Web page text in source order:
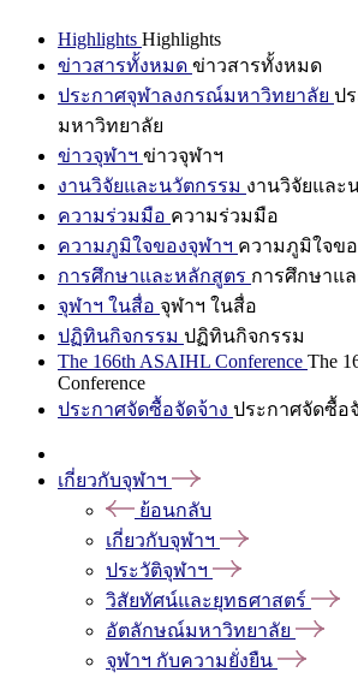
Highlights Highlights
ข่าวสารทั้งหมด ข่าวสารทั้งหมด
ประกาศจุฬาลงกรณ์มหาวิทยาลัย ป
มหาวิทยาลัย
ข่าวจุฬาฯ ข่าวจุฬาฯ
งานวิจัยและนวัตกรรม งานวิจัยและ
ความร่วมมือ ความร่วมมือ
ความภูมิใจของจุฬาฯ ความภูมิใจข
การศึกษาและหลักสูตร การศึกษาแ
จุฬาฯ ในสื่อ จุฬาฯ ในสื่อ
ปฏิทินกิจกรรม ปฏิทินกิจกรรม
The 166th ASAIHL Conference The
Conference
ประกาศจัดซื้อจัดจ้าง ประกาศจัดซื้อ
เกี่ยวกับจุฬาฯ
ย้อนกลับ
เกี่ยวกับจุฬาฯ
ประวัติจุฬาฯ
วิสัยทัศน์และยุทธศาสตร์
อัตลักษณ์มหาวิทยาลัย
จุฬาฯ กับความยั่งยืน